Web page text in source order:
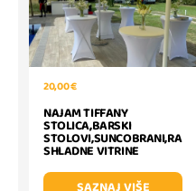
20,00 €
NAJAM TIFFANY
STOLICA,BARSKI
STOLOVI,SUNCOBRANI,RA
SHLADNE VITRINE